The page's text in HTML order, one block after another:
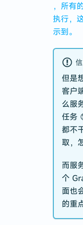
，所有
执行，
示到。
但是
客户
么服
任务
都不
取，
而服
个
面也
的重